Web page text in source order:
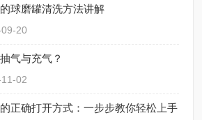
球磨罐清洗方法讲解
20
气与充气？
02
正确打开方式：一步步教你轻松上手